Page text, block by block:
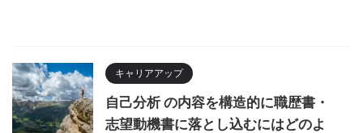
キャリアアップ
自己分析 の内容を構造的に職歴書・
志望動機書に落とし込むにはどのよ